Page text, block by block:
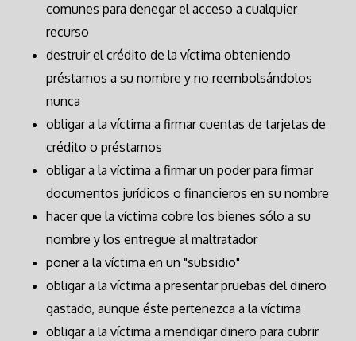
comunes para denegar el acceso a cualquier
recurso
destruir el crédito de la víctima obteniendo
préstamos a su nombre y no reembolsándolos
nunca
obligar a la víctima a firmar cuentas de tarjetas de
crédito o préstamos
obligar a la víctima a firmar un poder para firmar
documentos jurídicos o financieros en su nombre
hacer que la víctima cobre los bienes sólo a su
nombre y los entregue al maltratador
poner a la víctima en un "subsidio"
obligar a la víctima a presentar pruebas del dinero
gastado, aunque éste pertenezca a la víctima
obligar a la víctima a mendigar dinero para cubrir